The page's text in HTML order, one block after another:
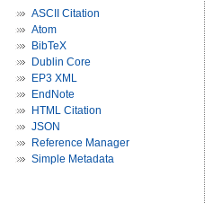
ASCII Citation
Atom
BibTeX
Dublin Core
EP3 XML
EndNote
HTML Citation
JSON
Reference Manager
Simple Metadata